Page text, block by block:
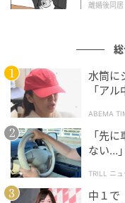
ウーマンエキサイト
■渋々サインに応
離婚後同居
水筒に
「ア
ABEMA
「先
ない…
TRILL ニュ
中１で